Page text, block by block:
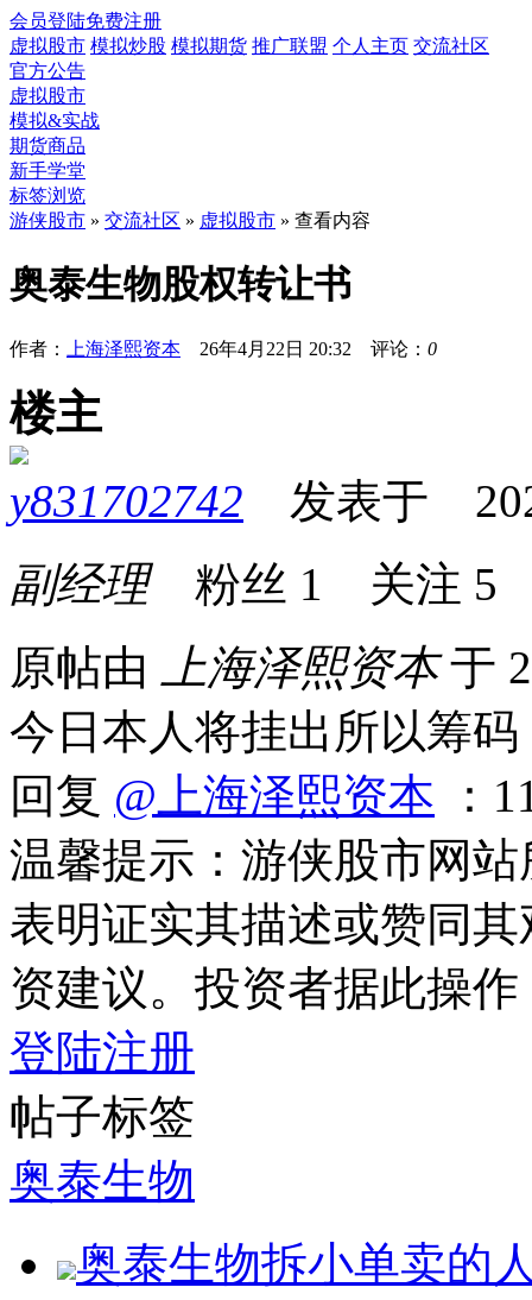
会员登陆免费注册
虚拟股市 模拟炒股 模拟期货 推广联盟 个人主页 交流社区
官方公告
虚拟股市
模拟&实战
期货商品
新手学堂
标签浏览
游侠股市 » 交流社区 » 虚拟股市 » 查看内容
奥泰生物股权转让书
作者： 上海泽熙资本 26年4月22日 20:32 评论： 0
楼主
y831702742 发表于
副经理粉丝 1 关注 5
原帖由 上海泽熙资本于
今日本人将挂出所以筹
回复 @上海泽熙资本 ：
温馨提示：游侠股市网
表明证实其描述或赞同
资建议。投资者据此操
登陆注册
帖子标签
奥泰生物
奥泰生物拆小单卖的